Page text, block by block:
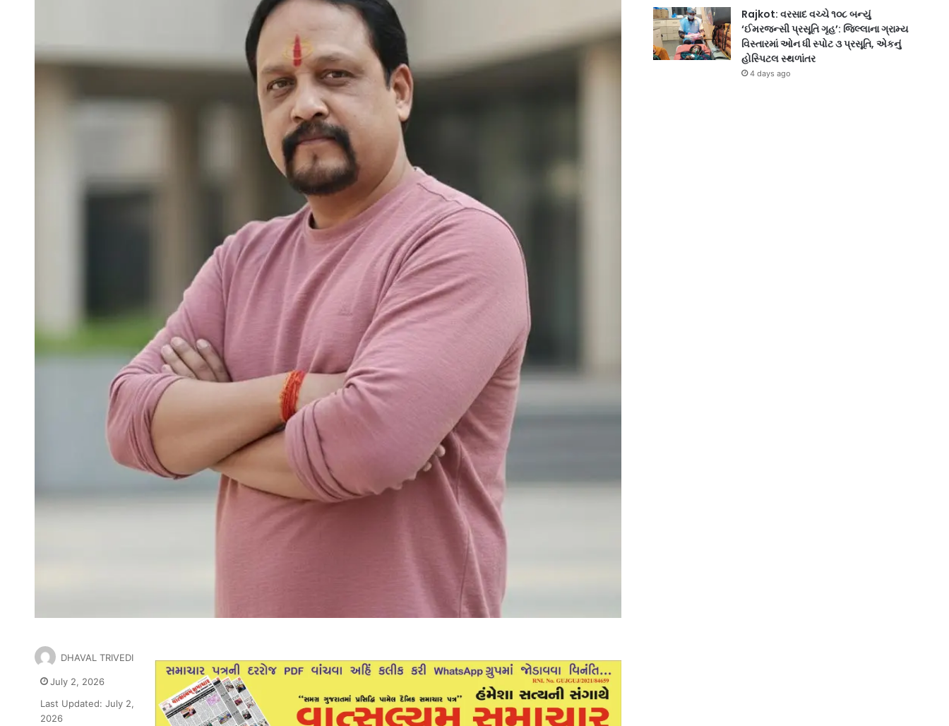
DHAVAL TRIVEDI
July 2, 2026
Last Updated: July 2,
2026
Rajkot: વરસાદ વચ્ચે ૧૦૮ બન્યું
‘ઈમરજન્સી પ્રસૂતિ ગૃહ’: જિલ્લાના ગ્રામ્ય
વિસ્તારમાં ઓન ધી સ્પોટ ૩ પ્રસૂતિ, એકનું
હોસ્પિટલ સ્થળાંતર
4 days ago